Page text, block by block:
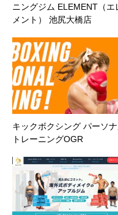
ニングジム ELEMENT（エ
メント） 池尻大橋店
キックボクシング パーソ
トレーニングOGR